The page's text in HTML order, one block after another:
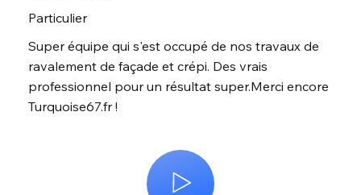
Particulier
Super équipe qui s'est occupé de nos travaux de
ravalement de façade et crépi. Des vrais
professionnel pour un résultat super.Merci encore
Turquoise67.fr !